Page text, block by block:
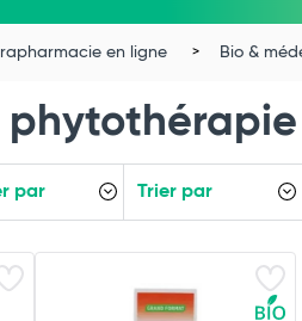
en ligne Bio &
phytothérapie
par Trier par